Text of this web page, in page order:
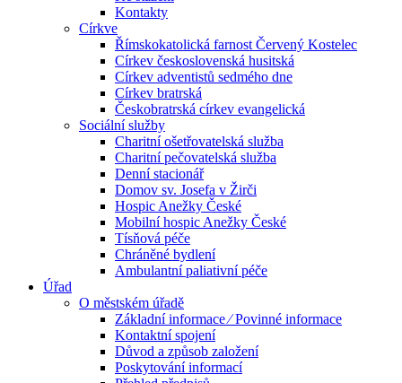
Kontakty
Církve
Římskokatolická farnost Červený Kostelec
Církev československá husitská
Církev adventistů sedmého dne
Církev bratrská
Českobratrská církev evangelická
Sociální služby
Charitní ošetřovatelská služba
Charitní pečovatelská služba
Denní stacionář
Domov sv. Josefa v Žirči
Hospic Anežky České
Mobilní hospic Anežky České
Tísňová péče
Chráněné bydlení
Ambulantní paliativní péče
Úřad
O městském úřadě
Základní informace ⁄ Povinné informace
Kontaktní spojení
Důvod a způsob založení
Poskytování informací